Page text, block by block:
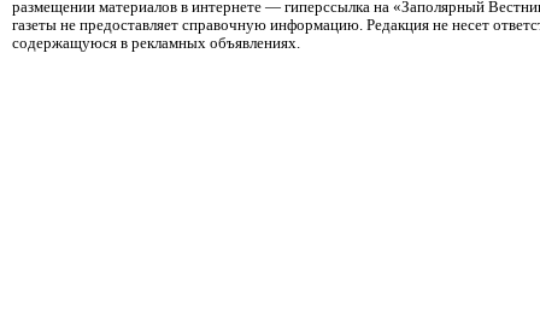
размещении материалов в интернете — гиперссылка на «Заполярный
газеты не предоставляет справочную информацию. Редакция не несет
содержащуюся в рекламных объявлениях.